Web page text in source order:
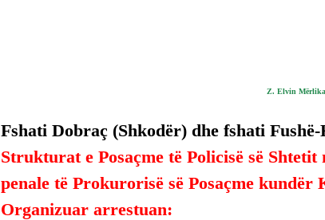
Z. Elvin Mërlika
Fshati Dobraç (Shkodër) dhe fshati
Strukturat e Posaçme të Policisë së
penale të Prokurorisë së Posaçme
Organizuar arrestuan: